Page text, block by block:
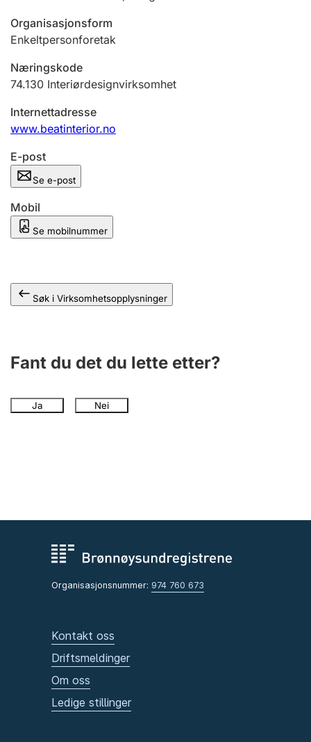
Ektepaktveileder
Offentlig sektor
Andre tema
Organisasjonsform
Enkeltpersonforetak
Næringskode
74.130 Interiørdesignvirksomhet
Internettadresse
www.beatinterior.no
E-post
Se e-post
Mobil
Se mobilnummer
Søk i Virksomhetsopplysninger
Fant du det du lette etter?
Ja Nei
Organisasjonsnummer: 974 760 673
Kontakt oss
Driftsmeldinger
Om oss
Ledige stillinger